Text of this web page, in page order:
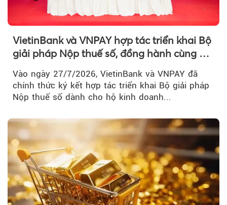
VietinBank và VNPAY hợp tác triển khai Bộ
giải pháp Nộp thuế số, đồng hành cùng hộ
Vào ngày 27/7/2026, VietinBank và VNPAY đã
chính thức ký kết hợp tác triển khai Bộ giải pháp
Nộp thuế số dành cho hộ kinh doanh...